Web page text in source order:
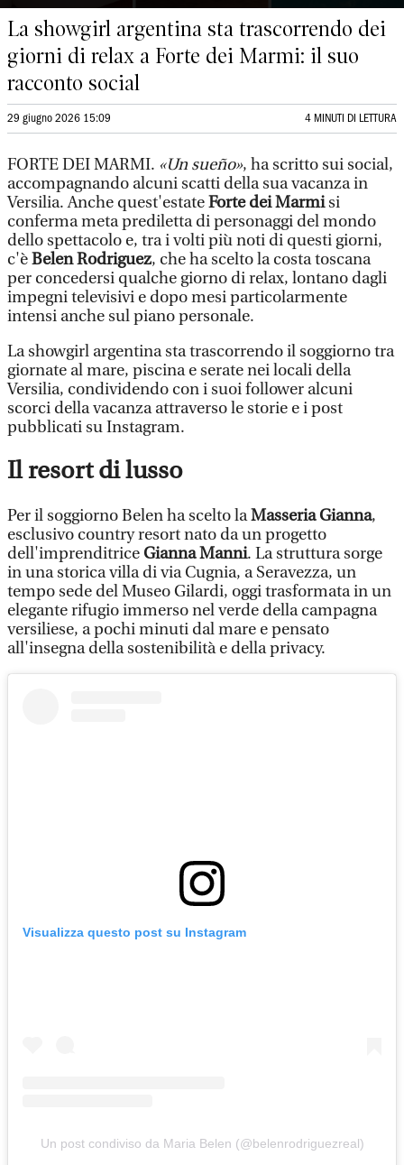
La showgirl argentina sta trascorrendo dei
giorni di relax a Forte dei Marmi: il suo
racconto social
29 giugno 2026 15:09 4 MINUTI DI LETTURA
FORTE DEI MARMI. «Un sueño», ha scritto sui social,
accompagnando alcuni scatti della sua vacanza in
Versilia. Anche quest'estateForte dei Marmisi
conferma meta prediletta di personaggi del mondo
dello spettacolo e, tra i volti più noti di questi giorni,
c'èBelen Rodriguez, che ha scelto la costa toscana
per concedersi qualche giorno di relax, lontano dagli
impegni televisivi e dopo mesi particolarmente
intensi anche sul piano personale.
La showgirl argentina sta trascorrendo il soggiorno tra
giornate al mare, piscina e serate nei locali della
Versilia, condividendo con i suoi follower alcuni
scorci della vacanza attraverso le storie e i post
pubblicati su Instagram.
Il resort di lusso
Per il soggiorno Belen ha scelto laMasseria Gianna,
esclusivo country resort nato da un progetto
dell'imprenditriceGianna Manni. La struttura sorge
in una storica villa di via Cugnia, a Seravezza, un
tempo sede del Museo Gilardi, oggi trasformata in un
elegante rifugio immerso nel verde della campagna
versiliese, a pochi minuti dal mare e pensato
all'insegna della sostenibilità e della privacy.
Visualizza questo post su Instagram
Un post condiviso da Maria Belen (@belenrodriguezreal)